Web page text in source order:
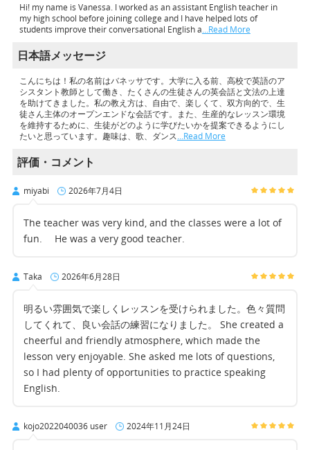
Hi! my name is Vanessa. I worked as an assistant English teacher in
my high school before joining college and I have helped lots of
students improve their conversational English a…Read More
日本語メッセージ
こんにちは！私の名前はバネッサです。大学に入る前、高校で英語のア
シスタント教師として働き、たくさんの生徒さんの英会話と文法の上達
を助けてきました。私の教え方は、自由で、楽しくて、双方向的で、生
徒さん主体のオープンエンドな会話です。また、生産的なレッスン環境
を維持するために、生徒がどのように学びたいかを提案できるようにし
たいと思っています。趣味は、歌、ダンス…Read More
評価・コメント
miyabi 2026年7月4日
The teacher was very kind, and the classes were a lot of
fun. He was a very good teacher.
Taka 2026年6月28日
明るい雰囲気で楽しくレッスンを受けられました。色々質問
してくれて、良い会話の練習になりました。 She created a
cheerful and friendly atmosphere, which made the
lesson very enjoyable. She asked me lots of questions,
so I had plenty of opportunities to practice speaking
English.
kojo2022040036 user 2024年11月24日